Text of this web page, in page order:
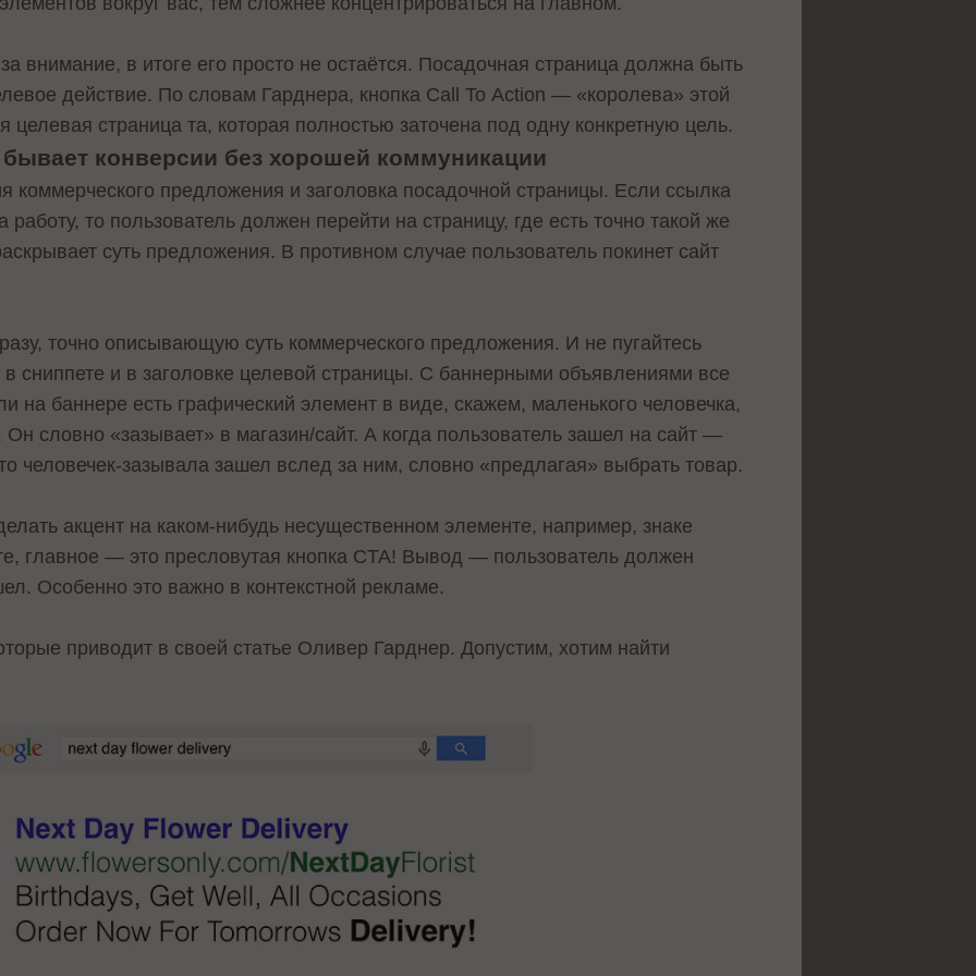
внимание, в итоге его просто не остаётся. Посадочная страница должна быть
действие. По словам Гарднера, кнопка Call To Action — «королева» этой
страница та, которая полностью заточена под одну конкретную цель.
конверсии без хорошей коммуникации
коммерческого предложения и заголовка посадочной страницы. Если ссылка
то пользователь должен перейти на страницу, где есть точно такой же
суть предложения. В противном случае пользователь покинет сайт
точно описывающую суть коммерческого предложения. И не пугайтесь
сниппете и в заголовке целевой страницы. С баннерными объявлениями все
на баннере есть графический элемент в виде, скажем, маленького человечка,
Он словно «зазывает» в магазин/сайт. А когда пользователь зашел на сайт —
человечек-зазывала зашел вслед за ним, словно «предлагая» выбрать товар.
акцент на каком-нибудь несущественном элементе, например, знаке
главное — это пресловутая кнопка CTA! Вывод — пользователь должен
Особенно это важно в контекстной рекламе.
приводит в своей статье Оливер Гарднер. Допустим, хотим найти